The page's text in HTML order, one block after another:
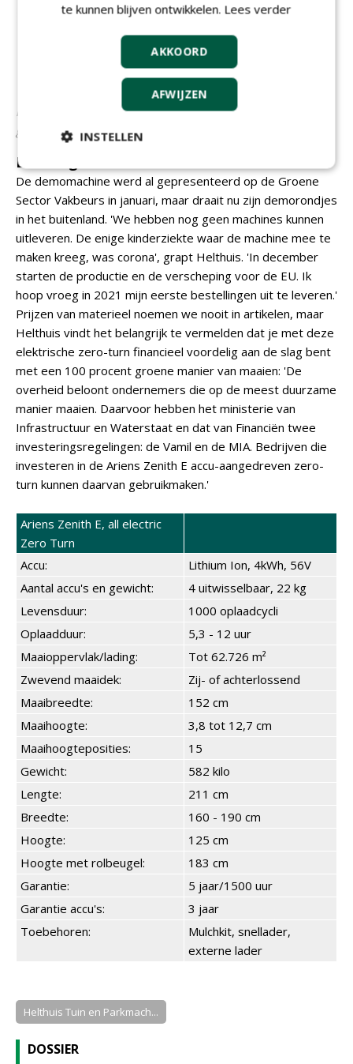
Het degelijke, diepe maaidek. De drie elektromotoren zitten
grotendeels onder het dek.
Levering
De demomachine werd al gepresenteerd op de Groene
Sector Vakbeurs in januari, maar draait nu zijn demorondjes
in het buitenland. 'We hebben nog geen machines kunnen
uitleveren. De enige kinderziekte waar de machine mee te
maken kreeg, was corona', grapt Helthuis. 'In december
starten de productie en de verscheping voor de EU. Ik
hoop vroeg in 2021 mijn eerste bestellingen uit te leveren.'
Prijzen van materieel noemen we nooit in artikelen, maar
Helthuis vindt het belangrijk te vermelden dat je met deze
elektrische zero-turn financieel voordelig aan de slag bent
met een 100 procent groene manier van maaien: 'De
overheid beloont ondernemers die op de meest duurzame
manier maaien. Daarvoor hebben het ministerie van
Infrastructuur en Waterstaat en dat van Financiën twee
investeringsregelingen: de Vamil en de MIA. Bedrijven die
investeren in de Ariens Zenith E accu-aangedreven zero-
turn kunnen daarvan gebruikmaken.'
Ariens Zenith E, all electric
Zero Turn
Accu:
Lithium Ion, 4kWh, 56V
Aantal accu's en gewicht:
4 uitwisselbaar, 22 kg
Levensduur:
1000 oplaadcycli
Oplaadduur:
5,3 - 12 uur
Maaioppervlak/lading:
Tot 62.726 m²
Zwevend maaidek:
Zij- of achterlossend
Maaibreedte:
152 cm
Maaihoogte:
3,8 tot 12,7 cm
Maaihoogteposities:
15
Gewicht:
582 kilo
Lengte:
211 cm
Breedte:
160 - 190 cm
Hoogte:
125 cm
Hoogte met rolbeugel:
183 cm
Garantie:
5 jaar/1500 uur
Garantie accu's:
3 jaar
Toebehoren:
Mulchkit, snellader,
externe lader
Helthuis Tuin en Parkmach...
DOSSIER
te kunnen blijven ontwikkelen. Lees verder
AKKOORD
AFWIJZEN
INSTELLEN